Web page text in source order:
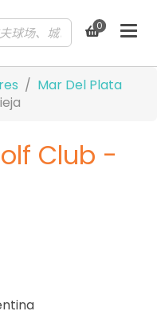
0
Mar Del Plata
Club -